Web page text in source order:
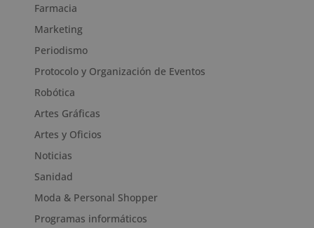
Farmacia
Marketing
Periodismo
Protocolo y Organización de Eventos
Robótica
Artes Gráficas
Artes y Oficios
Noticias
Sanidad
Moda & Personal Shopper
Programas informáticos